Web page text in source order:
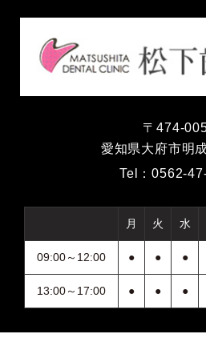
〒474-
愛知県大府市明
Tel：0562-
月 火 水
09:00～12:00 ● ● ●
13:00～17:00 ● ● ●